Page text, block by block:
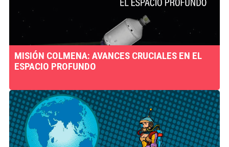
MISIÓN COLMENA: AVANCES CRUCIALES EN EL
ESPACIO PROFUNDO